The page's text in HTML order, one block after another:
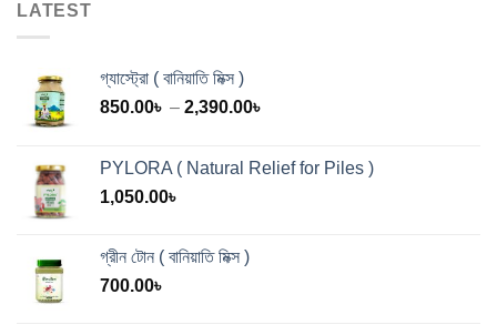
LATEST
গ্যাস্ট্রো ( বানিয়াতি মিক্স )
850.00৳ – 2,390.00৳
through
PYLORA ( Natural Relief for Piles )
1,050.00৳
গ্রীন টোন ( বানিয়াতি মিক্স )
700.00৳